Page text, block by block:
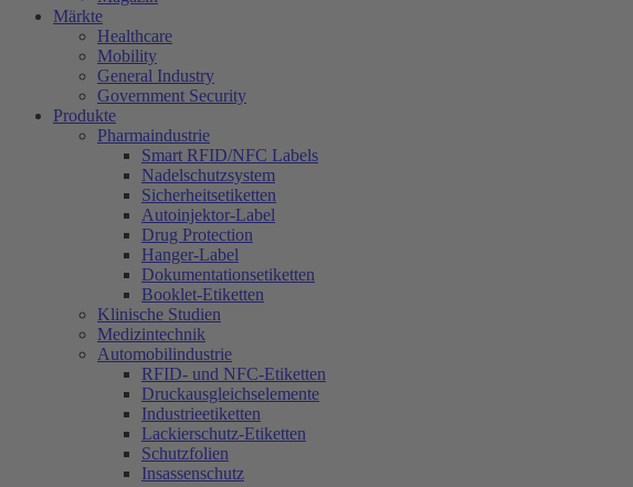
Märkte
Healthcare
Mobility
General Industry
Government Security
Produkte
Pharmaindustrie
Smart RFID/NFC Labels
Nadelschutzsystem
Sicherheitsetiketten
Autoinjektor-Label
Drug Protection
Hanger-Label
Dokumentationsetiketten
Booklet-Etiketten
Klinische Studien
Medizintechnik
Automobilindustrie
RFID- und NFC-Etiketten
Druckausgleichselemente
Industrieetiketten
Lackierschutz-Etiketten
Schutzfolien
Insassenschutz